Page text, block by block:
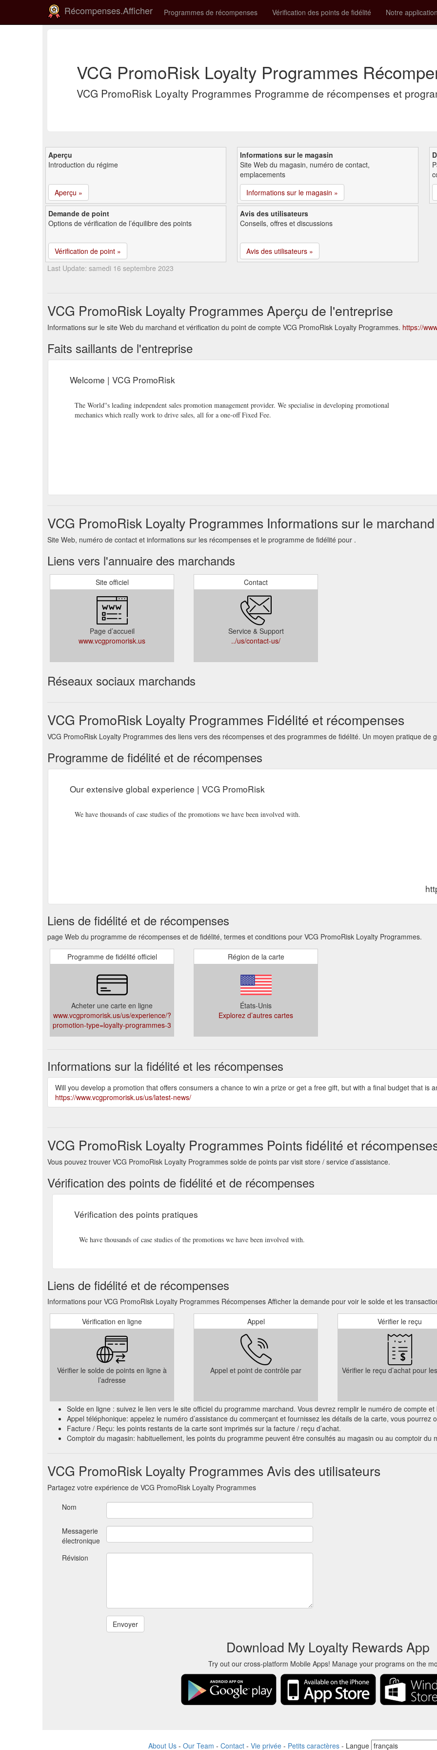
Récompenses.Afficher Programmes de récompenses Vérification des points de fidélité Notre application
VCG PromoRisk Loyalty Programmes
VCG PromoRisk Loyalty Programmes Programme de récompenses et
Aperçu
Introduction du régime
Aperçu »
Informations sur le magasin
Site Web du magasin, numéro de contact,
emplacements
Informations sur le magasin »
Demande de point
Options de vérification de l’équilibre des points
Vérification de point »
Avis des utilisateurs
Conseils, offres et discussions
Avis des utilisateurs »
Last Update: samedi 16 septembre 2023
VCG PromoRisk Loyalty Programmes Aperçu de l'entreprise
Informations sur le site Web du marchand et vérification du point de compte VCG PromoRisk Loyalty Programmes. https://
Faits saillants de l'entreprise
Welcome | VCG PromoRisk
The World''s leading independent sales promotion management provider. We specialise in developing promotional
mechanics which really work to drive sales, all for a one-off Fixed Fee.
VCG PromoRisk Loyalty Programmes Informations sur le marchand
Site Web, numéro de contact et informations sur les récompenses et le programme de fidélité pour .
Liens vers l'annuaire des marchands
Site officiel
Page d’accueil
www.vcgpromorisk.us
Contact
Service & Support
../us/contact-us/
Réseaux sociaux marchands
VCG PromoRisk Loyalty Programmes Fidélité et récompenses
VCG PromoRisk Loyalty Programmes des liens vers des récompenses et des programmes de fidélité. Un moyen pratique de
Programme de fidélité et de récompenses
Our extensive global experience | VCG PromoRisk
We have thousands of case studies of the promotions we have been involved with.
Liens de fidélité et de récompenses
page Web du programme de récompenses et de fidélité, termes et conditions pour VCG PromoRisk Loyalty Programmes.
Programme de fidélité officiel
Acheter une carte en ligne
www.vcgpromorisk.us/us/experience/?
promotion-type=loyalty-programmes-3
Région de la carte
États-Unis
Explorez d’autres cartes
Informations sur la fidélité et les récompenses
Will you develop a promotion that offers consumers a chance to win a prize or get a free gift, but with a final budget that is
https://www.vcgpromorisk.us/us/latest-news/
VCG PromoRisk Loyalty Programmes Points fidélité et
Vous pouvez trouver VCG PromoRisk Loyalty Programmes solde de points par visit store / service d’assistance.
Vérification des points de fidélité et de récompenses
Vérification des points pratiques
We have thousands of case studies of the promotions we have been involved with.
Liens de fidélité et de récompenses
Informations pour VCG PromoRisk Loyalty Programmes Récompenses Afficher la demande pour voir le solde et les
Vérification en ligne
Vérifier le solde de points en ligne à
l’adresse
Appel
Appel et point de contrôle par
Vérifier le reçu
Vérifier le reçu d’achat pour
Solde en ligne : suivez le lien vers le site officiel du programme marchand. Vous devrez remplir le numéro de compte
Appel téléphonique: appelez le numéro d’assistance du commerçant et fournissez les détails de la carte, vous
Facture / Reçu: les points restants de la carte sont imprimés sur la facture / reçu d’achat.
Comptoir du magasin: habituellement, les points du programme peuvent être consultés au magasin ou au comptoir du
VCG PromoRisk Loyalty Programmes Avis des utilisateurs
Partagez votre expérience de VCG PromoRisk Loyalty Programmes
Nom
Messagerie
électronique
Révision
Download My Loyalty Rewards App
Try out our cross-platform Mobile Apps! Manage your programs on the
About Us- Our Team - Contact- Vie privée- Petits caractères- Langue